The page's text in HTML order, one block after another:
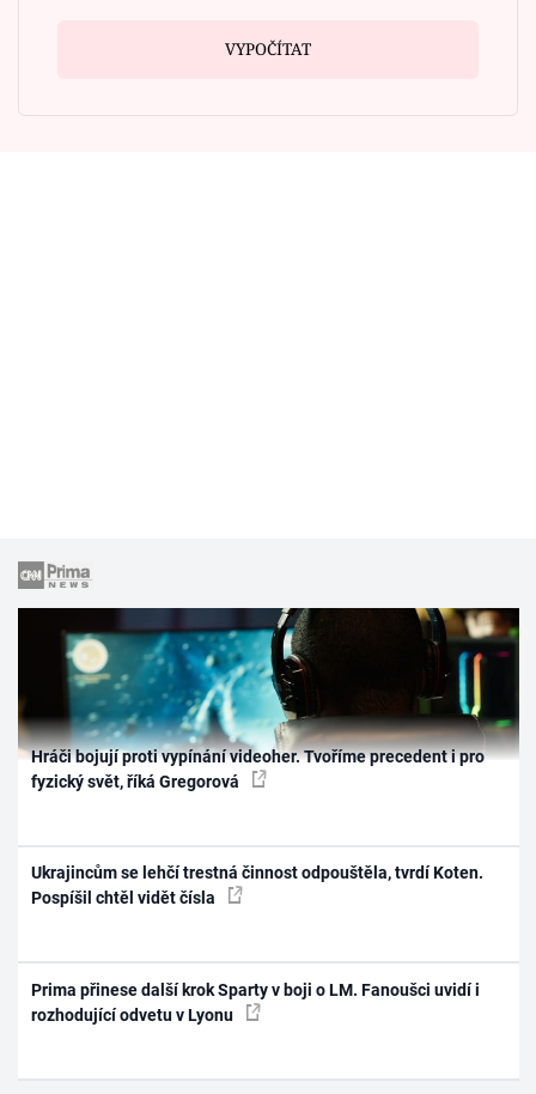
VYPOČÍTAT
Hráči bojují proti vypínání videoher. Tvoříme precedent i pro
fyzický svět, říká Gregorová
Ukrajincům se lehčí trestná činnost odpouštěla, tvrdí Koten.
Pospíšil chtěl vidět čísla
Prima přinese další krok Sparty v boji o LM. Fanoušci uvidí i
rozhodující odvetu v Lyonu